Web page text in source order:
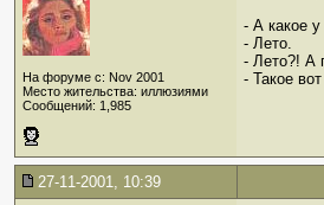
На форуме с: Nov 2001
Место жительства: иллюзиями
Сообщений: 1,985
- А какое
- Лето.
- Лето?! А
- Такое
27-11-2001, 10:39